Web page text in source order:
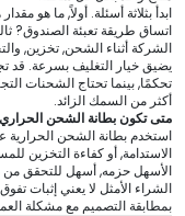
ابدأ بثلاثة أسئلة. أولاً, ما هو
اتساق طريقة تعبئة الصندوق?
الشركة أثناء الشحن, تخزين,
يضيق خيار التغليف بسرعة. قد
تحكمًا, بينما تحتاج الشحنات
أكثر من السمك الزائد.
متى تكون بطانة الشحن
استخدم بطانة الشحن الحرارية
الاستدامة, أو كفاءة التخزين
الأسهل حزمه, أسهل للتحقق من
الشراء الأمثل لا يعني إثبات
بمطابقة التصميم مع مشكلة